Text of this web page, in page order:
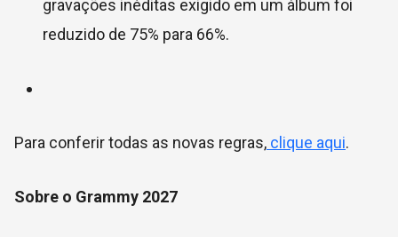
gravações inéditas exigido em um álbum foi
reduzido de 75% para 66%.
Para conferir todas as novas regras, clique aqui.
Sobre o Grammy 2027